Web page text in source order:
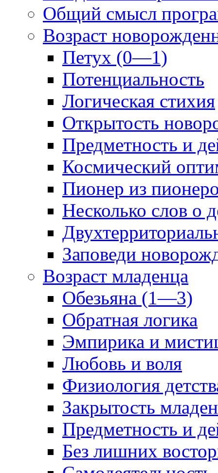
Общий смысл
Возраст
Петух (0—1)
Потенциальность
Логическая стихия
Открытость
Предметность и
Космический
Пионер из
Несколько слов о
Заповеди
Возраст младенца
Обезьяна (1—3)
Обратная логика
Эмпирика и
Любовь и воля
Физиология
Закрытость
Предметность и
Без лишних